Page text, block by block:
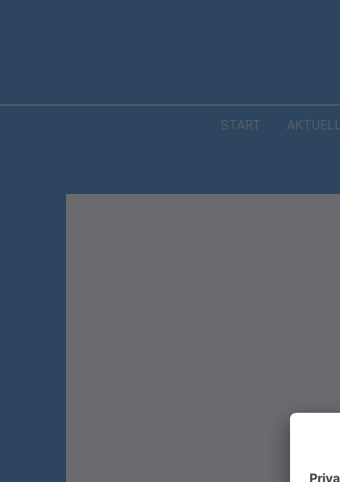
START AKTUELL